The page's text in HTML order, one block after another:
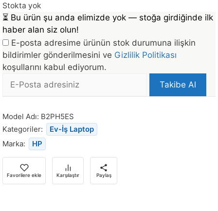
Stokta yok
⏳ Bu ürün şu anda elimizde yok — stoğa girdiğinde ilk
haber alan siz olun!
E-posta adresime ürünün stok durumuna ilişkin
bildirimler gönderilmesini ve Gizlilik Politikası
koşullarını kabul ediyorum.
posta
Takibe Al
ürün
stoğa
döndüğünde
bildirim
almak
için
e-
Model Adı: B2PH5ES
Kategoriler:
Ev-İş Laptop
Marka:
HP
Favorilere ekle Karşılaştır Paylaş